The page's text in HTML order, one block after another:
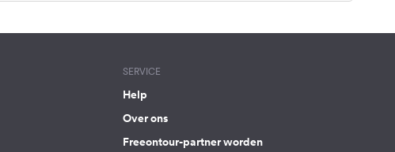
SERVICE
Help
Over ons
Freeontour-partner worden